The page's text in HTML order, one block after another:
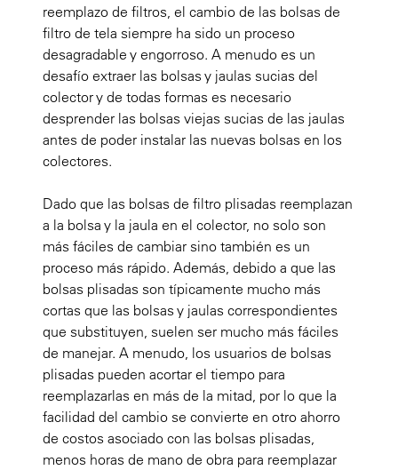
reemplazo de filtros, el cambio de las bolsas de
filtro de tela siempre ha sido un proceso
desagradable y engorroso. A menudo es un
desafío extraer las bolsas y jaulas sucias del
colector y de todas formas es necesario
desprender las bolsas viejas sucias de las jaulas
antes de poder instalar las nuevas bolsas en los
colectores.
Dado que las bolsas de filtro plisadas reemplazan
a la bolsa y la jaula en el colector, no solo son
más fáciles de cambiar sino también es un
proceso más rápido. Además, debido a que las
bolsas plisadas son típicamente mucho más
cortas que las bolsas y jaulas correspondientes
que substituyen, suelen ser mucho más fáciles
de manejar. A menudo, los usuarios de bolsas
plisadas pueden acortar el tiempo para
reemplazarlas en más de la mitad, por lo que la
facilidad del cambio se convierte en otro ahorro
de costos asociado con las bolsas plisadas,
menos horas de mano de obra para reemplazar